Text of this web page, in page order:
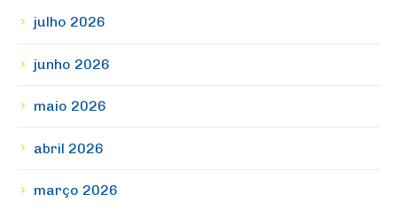
julho 2026
junho 2026
maio 2026
abril 2026
março 2026